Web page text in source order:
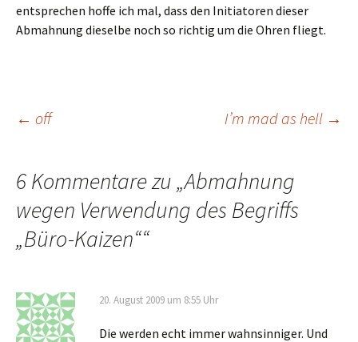
entsprechen hoffe ich mal, dass den Initiatoren dieser
Abmahnung dieselbe noch so richtig um die Ohren fliegt.
Beitragsnavigation
← off I’m mad as hell →
6 Kommentare zu „Abmahnung
wegen Verwendung des Begriffs
„Büro-Kaizen““
20. August 2009 um 8:55 Uhr
Die werden echt immer wahnsinniger. Und